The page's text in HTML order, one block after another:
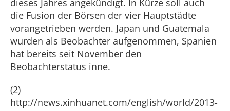
dieses Jahres angekündigt. In Kürze soll auch
die Fusion der Börsen der vier Hauptstädte
vorangetrieben werden. Japan und Guatemala
wurden als Beobachter aufgenommen, Spanien
hat bereits seit November den
Beobachterstatus inne.
(2)
http://news.xinhuanet.com/english/world/2013-